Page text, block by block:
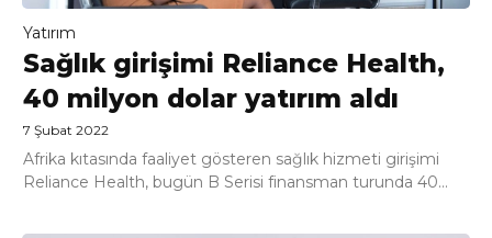
Yatırım
Sağlık girişimi Reliance Health,
40 milyon dolar yatırım aldı
7 Şubat 2022
Afrika kıtasında faaliyet gösteren sağlık hizmeti girişimi
Reliance Health, bugün B Serisi finansman turunda 40...